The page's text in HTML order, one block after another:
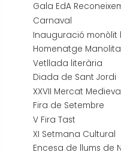
Gala EdA
Carnaval
Inauguració monòlit
Homenatge
Vetllada literària
Diada de Sant Jordi
XXVII Mercat
Fira de Setembre
V Fira Tast
XI Setmana Cultural
Encesa de llums de